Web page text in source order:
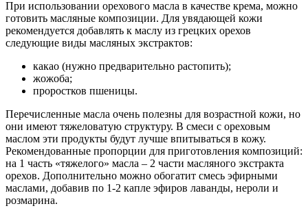
При использовании орехового масла в качестве крема, можно
готовить масляные композиции. Для увядающей кожи
рекомендуется добавлять к маслу из грецких орехов
следующие виды масляных экстрактов:
какао (нужно предварительно растопить);
жожоба;
проростков пшеницы.
Перечисленные масла очень полезны для возрастной кожи, но
они имеют тяжеловатую структуру. В смеси с ореховым
маслом эти продукты будут лучше впитываться в кожу.
Рекомендованные пропорции для приготовления композиций:
на 1 часть «тяжелого» масла – 2 части масляного экстракта
орехов. Дополнительно можно обогатит смесь эфирными
маслами, добавив по 1-2 капле эфиров лаванды, нероли и
розмарина.